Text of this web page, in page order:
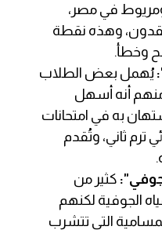
ومريوط في مصر،
وهذه نقطة
وخطأ.
يُهمل بعض الطلاب
منهم أنه أسهل
به في امتحانات
ترم ثاني، وتُقدم
كثير من
الجوفية لكنهم
التي تتشرب